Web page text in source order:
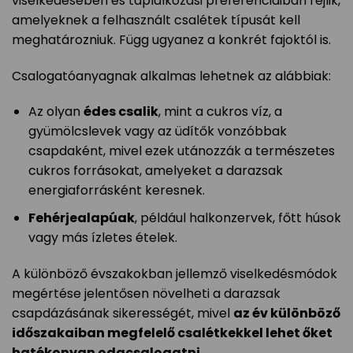
amelyeknek a felhasznált csalétek típusát kell
meghatározniuk. Függ ugyanez a konkrét fajoktól is.
Csalogatóanyagnak alkalmas lehetnek az alábbiak:
Az olyan édes csalik, mint a cukros víz, a
gyümölcslevek vagy az üdítők vonzóbbak
csapdaként, mivel ezek utánozzák a természetes
cukros forrásokat, amelyeket a darazsak
energiaforrásként keresnek.
Fehérjealapúak, például halkonzervek, főtt húsok
vagy más ízletes ételek.
A különböző évszakokban jellemző viselkedésmódok
megértése jelentősen növelheti a darazsak
csapdázásának sikerességét, mivel az év különböző
időszakaiban megfelelő csalétkekkel lehet őket